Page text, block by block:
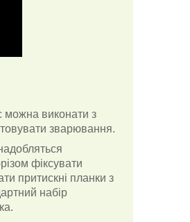
можна виконати з
зварювання.
фіксувати
притискні планки з
набір